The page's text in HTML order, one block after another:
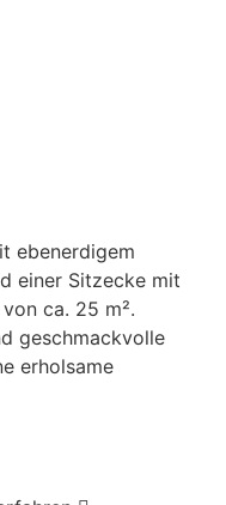
ebenerdigem
einer Sitzecke mit
ca. 25 m².
geschmackvolle
erholsame